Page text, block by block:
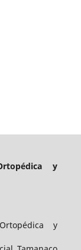
y
y